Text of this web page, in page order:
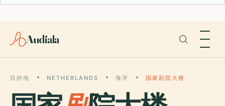
Audiala
目的地 NETHERLANDS 海牙 国家剧院大楼